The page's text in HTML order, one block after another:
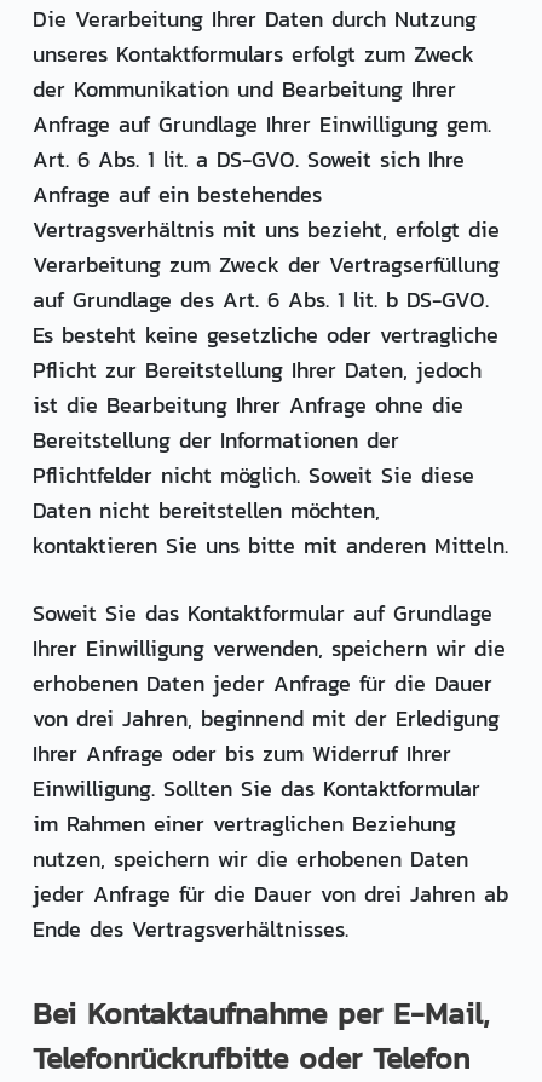
Die Verarbeitung Ihrer Daten durch Nutzung
unseres Kontaktformulars erfolgt zum Zweck
der Kommunikation und Bearbeitung Ihrer
Anfrage auf Grundlage Ihrer Einwilligung gem.
Art. 6 Abs. 1 lit. a DS-GVO. Soweit sich Ihre
Anfrage auf ein bestehendes
Vertragsverhältnis mit uns bezieht, erfolgt die
Verarbeitung zum Zweck der Vertragserfüllung
auf Grundlage des Art. 6 Abs. 1 lit. b DS-GVO.
Es besteht keine gesetzliche oder vertragliche
Pflicht zur Bereitstellung Ihrer Daten, jedoch
ist die Bearbeitung Ihrer Anfrage ohne die
Bereitstellung der Informationen der
Pflichtfelder nicht möglich. Soweit Sie diese
Daten nicht bereitstellen möchten,
kontaktieren Sie uns bitte mit anderen Mitteln.
Soweit Sie das Kontaktformular auf Grundlage
Ihrer Einwilligung verwenden, speichern wir die
erhobenen Daten jeder Anfrage für die Dauer
von drei Jahren, beginnend mit der Erledigung
Ihrer Anfrage oder bis zum Widerruf Ihrer
Einwilligung. Sollten Sie das Kontaktformular
im Rahmen einer vertraglichen Beziehung
nutzen, speichern wir die erhobenen Daten
jeder Anfrage für die Dauer von drei Jahren ab
Ende des Vertragsverhältnisses.
Bei Kontaktaufnahme per E-Mail,
Telefonrückrufbitte oder Telefon